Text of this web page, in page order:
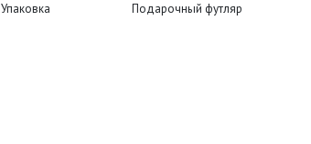
Упаковка Подарочный футляр